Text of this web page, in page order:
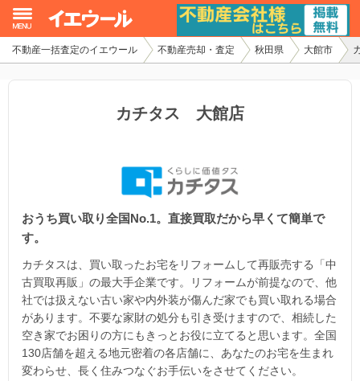
不動産一括査定のイエウール 不動産売却・査定 秋田県 大館市
カチタス 大館店
おうち買い取り全国No.1。直接買取だから早くて簡単で
す。
カチタスは、買い取ったお宅をリフォームして再販売する「中
古買取再販」の最大手企業です。リフォームが前提なので、他
社では扱えない古い家や内外装が傷んだ家でも買い取れる場合
があります。不要な家財の処分も引き受けますので、相続した
空き家でお困りの方にもきっとお役に立てると思います。全国
130店舗を超える地元密着の各店舗に、あなたのお宅を生まれ
変わらせ、長く住みつなぐお手伝いをさせてください。
イエウール加盟希望の不動産会社様
不動産の売却・一括査定
家査定シミュレーター
お問い合わせ